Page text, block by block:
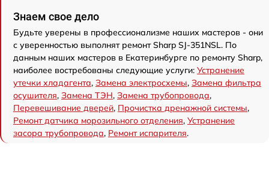
Знаем свое дело
Будьте уверены в профессионализме наших мастеров - они
с уверенностью выполнят ремонт Sharp SJ-351NSL. По
данным наших мастеров в Екатеринбурге по ремонту Sharp,
наиболее востребованы следующие услуги: Устранение
утечки хладагента, Замена электросхемы, Замена фильтра
осушителя, Замена ТЭН, Замена трубопровода,
Перевешивание дверей, Прочистка дренажной системы,
Ремонт датчика морозильного отделения, Устранение
засора трубопровода, Ремонт испарителя.